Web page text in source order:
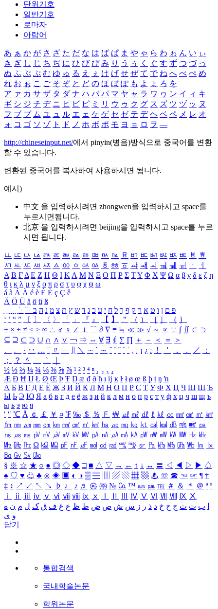
단위기호
일반기호
로마자
아랍어
あ ぁ か が さ ざ た だ な は ば ぱ ま や ゃ ら わ ゎ ん い ぃ
き ぎ し じ ち ぢ に ひ び ぴ み り う ぅ く ぐ す ず つ づ っ
ぬ ふ ぶ ぷ む ゆ ゅ る え ぇ け げ せ ぜ て で ね へ べ ぺ め
れ お ぉ こ ご そ ぞ と ど の ほ ぼ ぽ も よ ょ ろ を
ア ァ カ サ ザ タ ダ ナ ハ バ パ マ ヤ ャ ラ ワ ヮ ン イ ィ キ
ギ シ ジ チ ヂ ニ ヒ ビ ピ ミ リ ウ ゥ ク グ ス ズ ツ ヅ ッ ヌ
フ ブ プ ム ユ ュ ル エ ェ ケ ゲ セ ゼ テ デ ヘ ベ ペ メ レ オ
ォ コ ゴ ソ ゾ ト ド ノ ホ ボ ポ モ ヨ ョ ロ ヲ ―
http://chineseinput.net/에서 pinyin(병음)방식으로 중국어를 변환
할 수 있습니다.
변환된 중국어를 복사하여 사용하시면 됩니다.
예시)
中文 을 입력하시려면 zhongwen을 입력하시고 space를
누르시면됩니다.
北京 을 입력하시려면 beijing을 입력하시고 space를 누르
시면 됩니다.
ㅥ ㅦ ㅧ ㅨ ㅩ ㅪ ㅫ ㅬ ㅭ ㅮ ㅯ ㅰ ㅱ ㅲ ㅳ ㅴ ㅵ ㅶ ㅷ ㅸ
ㅹ
ㅺ ㅻ ㅼ ㅽ ㅾ ㅿ ㆀ ㆁ ㆂ ㆃ ㆄ ㆅ ㆆ ㆇ ㆈ ㆉ ㆊ ㆋ ㆌ ㆍ
ㆎ
Α Β ΓΔ Ε Ζ Η Θ Ι ΚΛ Μ Ν Ξ Ο Π Ρ Σ ΤΥ Φ Χ Ψ Ω α β γ δ ε ζ η
θ ι κ λ μ ν ξ ο π ρ σ τ υ φ χ ψ ω
á à Á À é è É È ç Ç ê
Ä Ö Ü ä ö ü ß
ִֶֹ ֻּ ׁׂ פ ם ן ו ט א ר ק ף ך ל ח י ע כ ג ד ש ץ ת צ מ נ ה ב
‘ ’ “ ” 〔 〕 〈 〉 「 」 『 』 【 】 ＂ （ ） ［ ］ ｛ ｝
± × ÷ ≠ ≤ ≥ ∞ ∴ ♂ ♀ ∠ ⊥ ⌒ ∂ ∇ ≡ ≒ ≪ ≫ √ ∽ ∝ ∵ ∫ ∬ ∈ ∋
⊆ ⊇ ⊂ ⊃ ∪ ∩ ∧ ∨ ￢ ⇒ ⇔ ∀ ∃ ∮ ∑ ∏ ＋ － ＜ ＝
＞
、
。 · ‥ … ¨ 〃 ― ＼ ∼ ´ ～ ˇ ˘ ˝ ˚ ˙ ¸ ¡ ¿ ː ！ ＇ ， ． ／
：
；
？ ＾ ｀
½ ⅓ ⅔ ¼ ¾ ⅛ ⅜ ⅝ ⅞ ¹ ² ³ ⁴ ⁿ ₁ ₂ ₃ ₄
Æ Ð Ħ Ĳ Ł Ø Œ Þ Ŧ Ŋ æ đ ð ħ ı ĳ ĸ ŀ ł ø œ ß þ ŧ ŋ ŉ
А Б В Г Д Е Ё Ж З И Й К Л М Н О П Р С Т У Ф Х Ц Ч Ш Щ Ъ
Ы Ь Э Ю Я а б в г д е ё ж з и й к л м н о п р с т у ф х ц ч ш щ ъ
ы ь э ю я
′ ″ ℃ Å ￠ ￡ ￥ ¤ ℉ ‰ ＄ ％ Ｆ ￦ ㎕ ㎖ ㎗ ℓ ㎘ ㏄ ㎣ ㎤ ㎥ ㎦
㎙ ㎚ ㎛ ㎜ ㎝ ㎞ ㎟ ㎠ ㎡ ㎢ ㏊ ㎍ ㎎ ㎏ ㏏ ㎈ ㎉ ㏈ ㎧ ㎨ ㎰
㎱ ㎲ ㎳ ㎴ ㎵ ㎶ ㎷ ㎸ ㎹ ㎀ ㎁ ㎂ ㎃ ㎄ ㎺ ㎻ ㎽ ㎾ ㎿ ㎐ ㎑
㎒ ㎓ ㎔ Ω ㏀ ㏁ ㎊ ㎋ ㎌ ㏖ ㏅ ㎭ ㎮ ㎯ ㏛ ㎩ ㎪ ㎫ ㎬ ㏝ ㏐
㏓
㏃ ㏉ ㏜ ㏆
§ ※ ☆ ★ ○ ● ◎ ◇ ◆ □ ■ △ ▽ → ← ↑ ↓ ↔ 〓 ◁ ◀ ▷ ▶ ♤
♠ ♡ ♥ ♧ ♣ ⊙ ◈ ▣ ◐ ◑ ▒ ▤ ▨ ▧ ▦ ▩ ♨ ☏ ☎ ☜ ☞ ¶ †
‡ ↕ ↗ ↙ ↖ ↘ ♭ ♩ ♪ ♬ ㉿ ㈜ № ㏇ ™ ㏂ ㏘ ℡ ＃ ＆ ＊ ＠ ª º
ⅰ
ⅱ ⅲ ⅳ ⅴ ⅵ ⅶ ⅷ ⅸ ⅹ Ⅳ Ⅴ Ⅵ Ⅶ Ⅷ Ⅸ Ⅹ
ب ت ث ج ح خ د ذ ر ز س ش ص ض ط ظ ع غ ف ق ک ل م ن ه
و ی
닫기
통합검색
국내학술논문
학위논문